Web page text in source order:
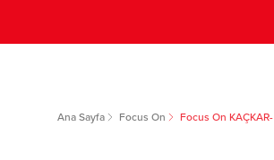
Ana Sayfa Focus On Focus On